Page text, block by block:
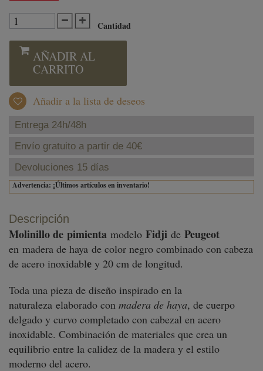
Cantidad
AÑADIR AL
CARRITO
Añadir a la lista de deseos
Entrega 24h/48h
Envío gratuito a partir de 40€
Devoluciones 15 días
Advertencia: ¡Últimos artículos en inventario!
Descripción
Molinillo de pimienta modelo Fidji de Peugeot
en madera de haya de color negro combinado con cabeza
de acero inoxidable y 20 cm de longitud.
Toda una pieza de diseño inspirado en la
naturaleza elaborado con madera de haya, de cuerpo
delgado y curvo completado con cabezal en acero
inoxidable. Combinación de materiales que crea un
equilibrio entre la calidez de la madera y el estilo
moderno del acero.